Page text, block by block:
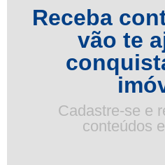
Receba
vão te
Cadastre-se e
conteúdos